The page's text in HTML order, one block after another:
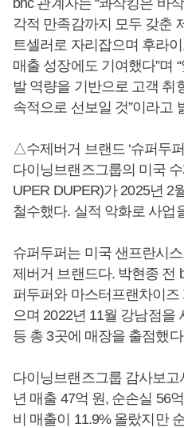
각적 만족감까지 모두 갖춘
트셀러로 자리잡으며 후라
매출 성장에도 기여했다”며
발 역량을 기반으로 고객 취
속적으로 선보일 것”이라고
△수제버거 브랜드 ‘슈퍼두
다이닝브랜즈그룹의 미국
UPER DUPER)가 2025년 2
철수했다. 실적 악화로 사업
슈퍼두퍼는 미국 샌프란시
제버거 브랜드다. 박현종 전
퍼두퍼와 마스터프랜차이
으며 2022년 11월 강남점을
등 총 3곳에 매장을 출점했
다이닝브랜즈그룹 감사보
년 매출 47억 원, 순손실 56
비 매출이 11.9% 올랐지만